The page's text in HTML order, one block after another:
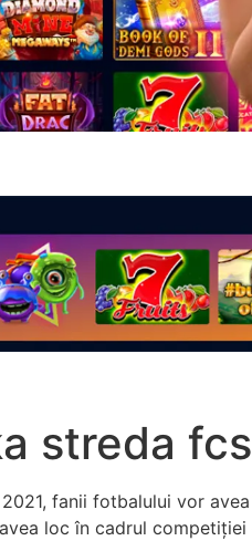
streda
fanii fotbalului vor
loc în cadrul